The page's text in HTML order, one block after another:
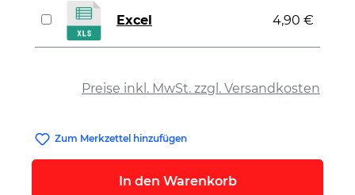
Preise inkl. MwSt. zzgl. Versandkosten
Excel 4,90 €
Zum Merkzettel hinzufügen
In den Warenkorb